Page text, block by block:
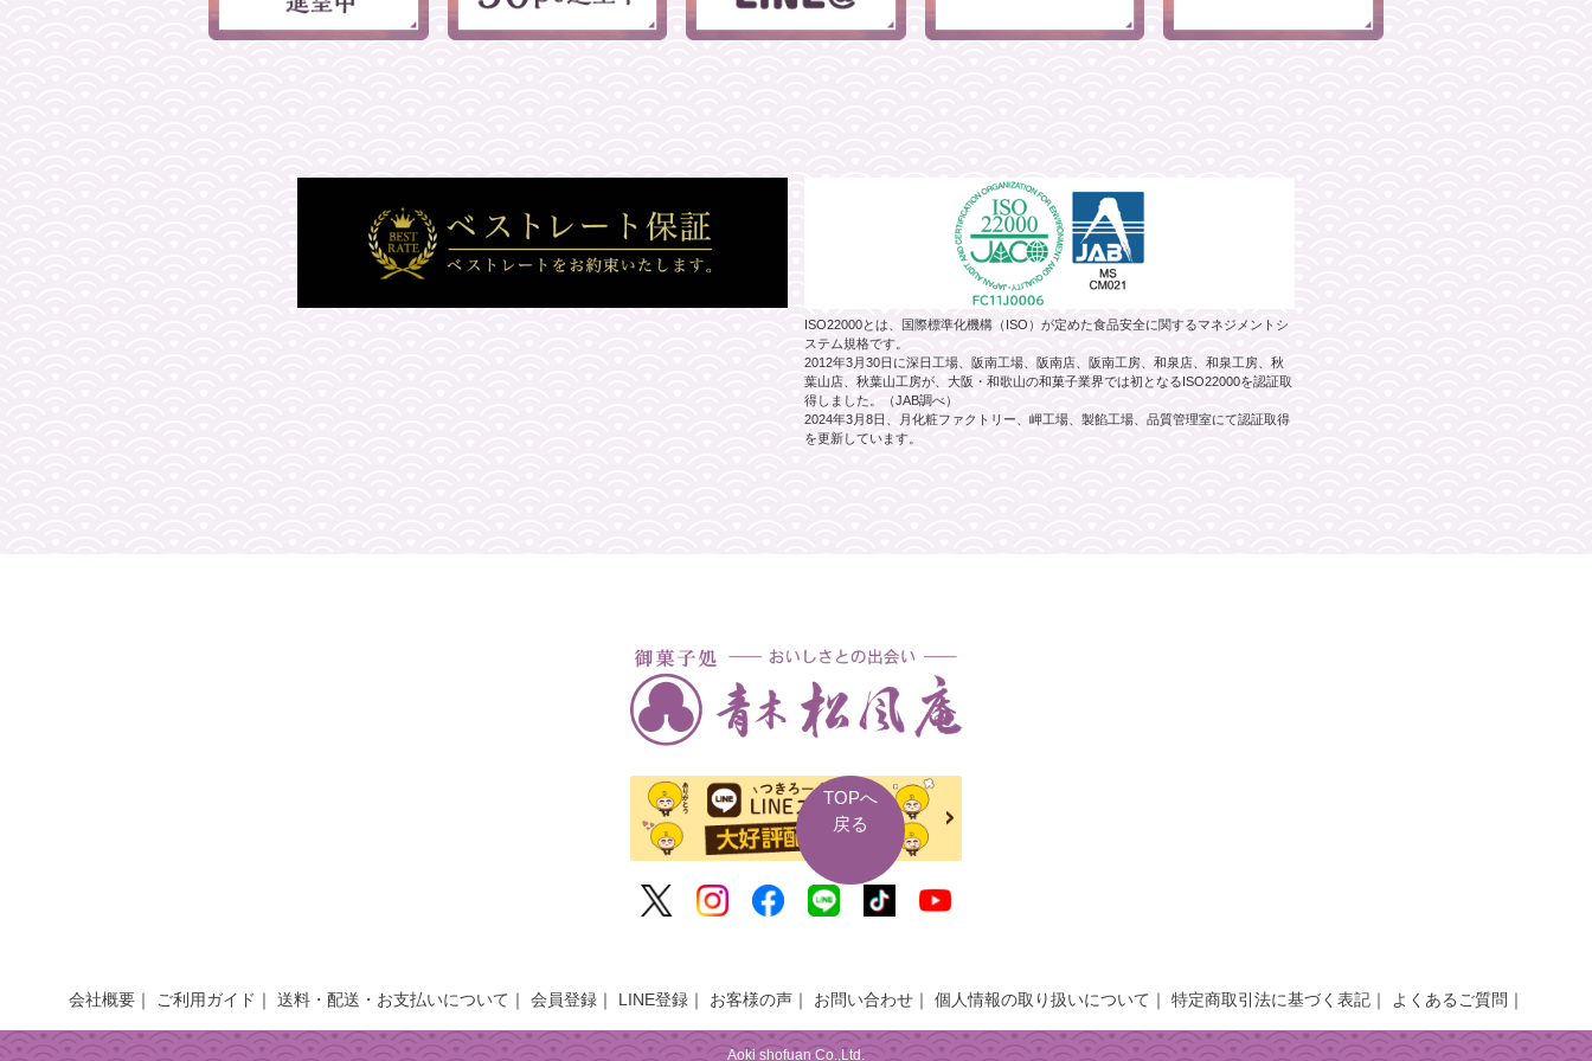
ISO22000とは、国際標準化機構（ISO）が定めた食品安全に関するマネジメントシ
ステム規格です。
2012年3月30日に深日工場、阪南工場、阪南店、阪南工房、和泉店、和泉工房、秋
葉山店、秋葉山工房が、大阪・和歌山の和菓子業界では初となるISO22000を認証取
得しました。（JAB調べ）
2024年3月8日、月化粧ファクトリー、岬工場、製餡工場、品質管理室にて認証取得
を更新しています。
TOPへ
戻る
会社概要 ご利用ガイド 送料・配送・お支払いについて 会員登録 LINE登録 お客様の声 お問い合わせ 個人情報の取り扱いについて 特定商取引法に基づく表記 よくあるご質問
Aoki shofuan Co.,Ltd.